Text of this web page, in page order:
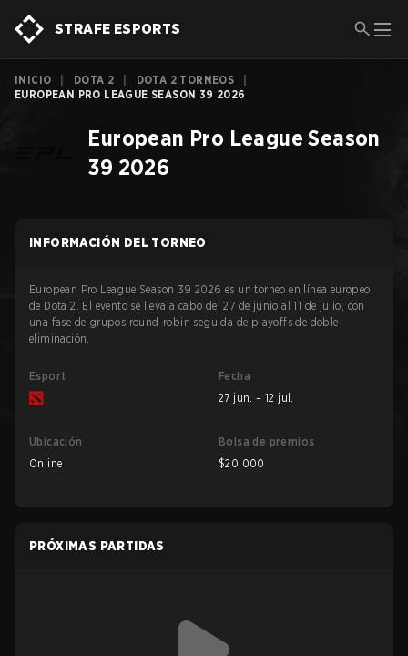
STRAFE ESPORTS
INICIO DOTA 2 DOTA 2 TORNEOS
EUROPEAN PRO LEAGUE SEASON 39 2026
European Pro League Season
39 2026
INFORMACIÓN DEL TORNEO
European Pro League Season 39 2026 es un torneo en línea europeo
de Dota 2. El evento se lleva a cabo del 27 de junio al 11 de julio, con
una fase de grupos round-robin seguida de playoffs de doble
eliminación.
Esport
Fecha
27 jun. – 12 jul.
Ubicación
Online
Bolsa de premios
$20,000
PRÓXIMAS PARTIDAS